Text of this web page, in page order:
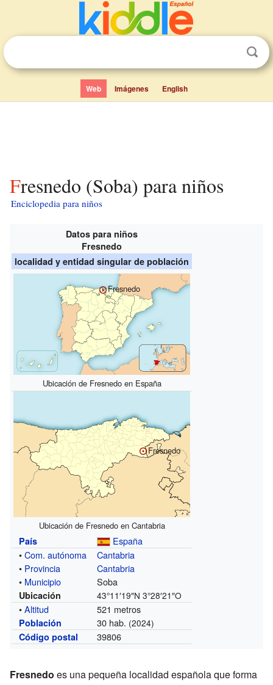
Web Imágenes English
Fresnedo (Soba) para niños
Enciclopedia para niños
Datos para niños
Fresnedo
localidad y entidad singular de población
Fresnedo
Ubicación de Fresnedo en España
Fresnedo
Ubicación de Fresnedo en Cantabria
País
España
•Com. autónoma
Cantabria
• Provincia
Cantabria
• Municipio Soba
Ubicación 43°11′19″N 3°28′21″O
•Altitud 521 metros
Población 30 hab. (2024)
Código postal
39806
Fresnedo es una pequeña localidad española que forma